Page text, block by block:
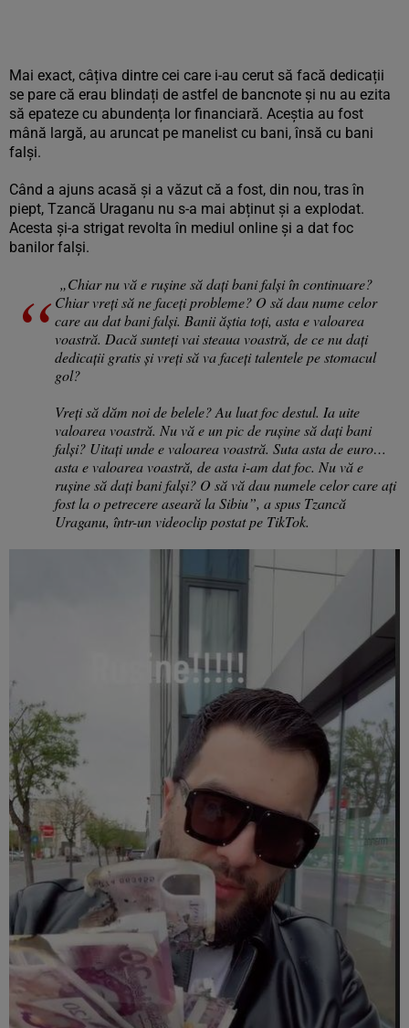
Mai exact, câțiva dintre cei care i-au cerut să facă dedicații
se pare că erau blindați de astfel de bancnote și nu au ezita
să epateze cu abundența lor financiară. Aceștia au fost
mână largă, au aruncat pe manelist cu bani, însă cu bani
falși.
Când a ajuns acasă și a văzut că a fost, din nou, tras în
piept, Tzancă Uraganu nu s-a mai abținut și a explodat.
Acesta și-a strigat revolta în mediul online și a dat foc
banilor falși.
„Chiar nu vă e rușine să dați bani falși în continuare?
Chiar vreți să ne faceți probleme? O să dau nume celor
care au dat bani falși. Banii ăștia toți, asta e valoarea
voastră. Dacă sunteți vai steaua voastră, de ce nu dați
dedicații gratis și vreți să va faceți talentele pe stomacul
gol?
Vreți să dăm noi de belele? Au luat foc destul. Ia uite
valoarea voastră. Nu vă e un pic de rușine să dați bani
falși? Uitați unde e valoarea voastră. Suta asta de euro…
asta e valoarea voastră, de asta i-am dat foc. Nu vă e
rușine să dați bani falși? O să vă dau numele celor care ați
fost la o petrecere aseară la Sibiu”, a spus Tzancă
Uraganu, într-un videoclip postat pe TikTok.